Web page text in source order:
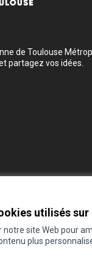
utilisés sur
notre site Web pour
plus
de Toulouse
partagez vos idées.
des cookies